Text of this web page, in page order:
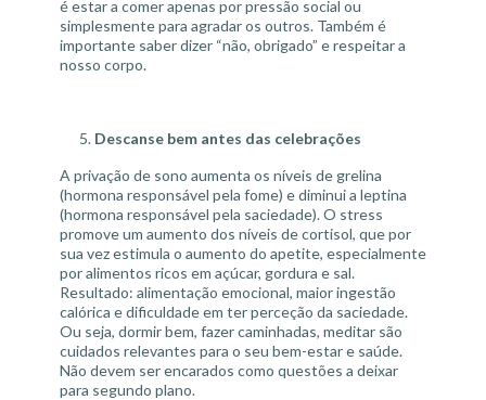
é estar a comer apenas por pressão social ou
simplesmente para agradar os outros. Também é
importante saber dizer “não, obrigado” e respeitar a
nosso corpo.
Descanse bem antes das celebrações
A privação de sono aumenta os níveis de grelina
(hormona responsável pela fome) e diminui a leptina
(hormona responsável pela saciedade). O stress
promove um aumento dos níveis de cortisol, que por
sua vez estimula o aumento do apetite, especialmente
por alimentos ricos em açúcar, gordura e sal.
Resultado: alimentação emocional, maior ingestão
calórica e dificuldade em ter perceção da saciedade.
Ou seja, dormir bem, fazer caminhadas, meditar são
cuidados relevantes para o seu bem-estar e saúde.
Não devem ser encarados como questões a deixar
para segundo plano.